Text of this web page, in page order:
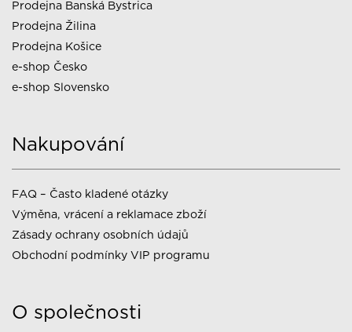
Prodejna Banská Bystrica
Prodejna Žilina
Prodejna Košice
e-shop Česko
e-shop Slovensko
Nakupování
FAQ – Často kladené otázky
Výměna, vrácení a reklamace zboží
Zásady ochrany osobních údajů
Obchodní podmínky VIP programu
O společnosti